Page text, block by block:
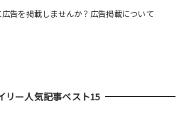
告を掲載しませんか？広告掲載について
リー人気記事ベスト15